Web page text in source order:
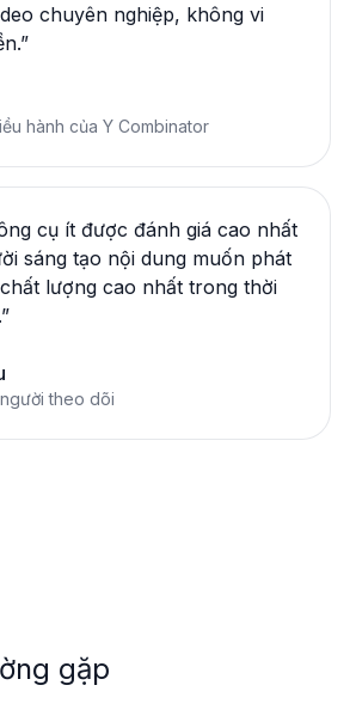
chuyên nghiệp, không vi
”
hành của Y Combinator
cụ ít được đánh giá cao nhất
sáng tạo nội dung muốn phát
lượng cao nhất trong thời
”
theo dõi
gặp